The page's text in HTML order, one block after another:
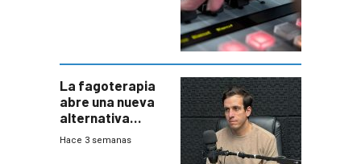
La fagoterapia
abre una nueva
alternativa
contra bacterias
Hace 3 semanas